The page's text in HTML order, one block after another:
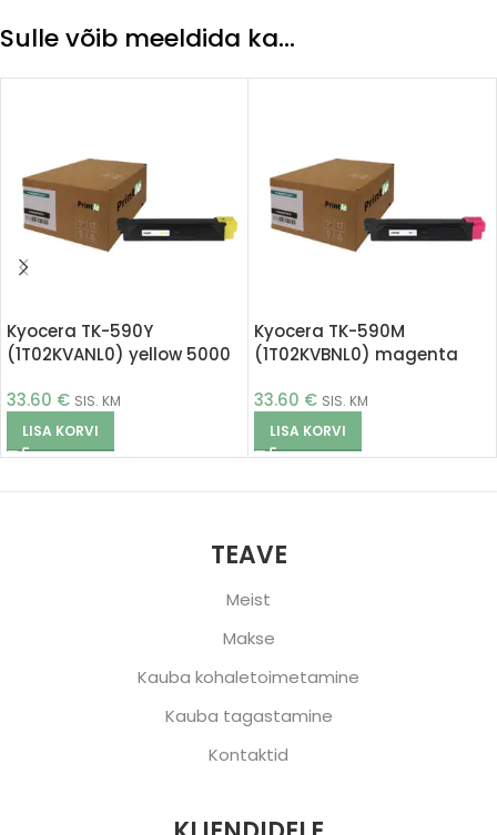
Sulle võib meeldida ka…
Kyocera TK-590Y
(1T02KVANL0) yellow 5000
33.60 € SIS. KM
LISA KORVI
Kyocera TK-590M
(1T02KVBNL0) magenta
33.60 € SIS. KM
LISA KORVI
TEAVE
Meist
Makse
Kauba kohaletoimetamine
Kauba tagastamine
Kontaktid